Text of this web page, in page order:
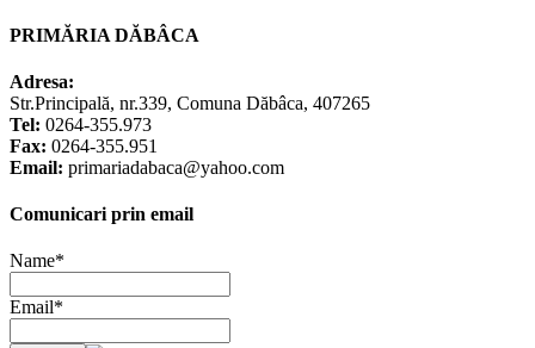
PRIMĂRIA DĂBÂCA
Adresa:
Str.Principală, nr.339, Comuna Dăbâca, 407265
Tel: 0264-355.973
Fax: 0264-355.951
Email: primariadabaca@yahoo.com
Comunicari prin email
Name*
Email*